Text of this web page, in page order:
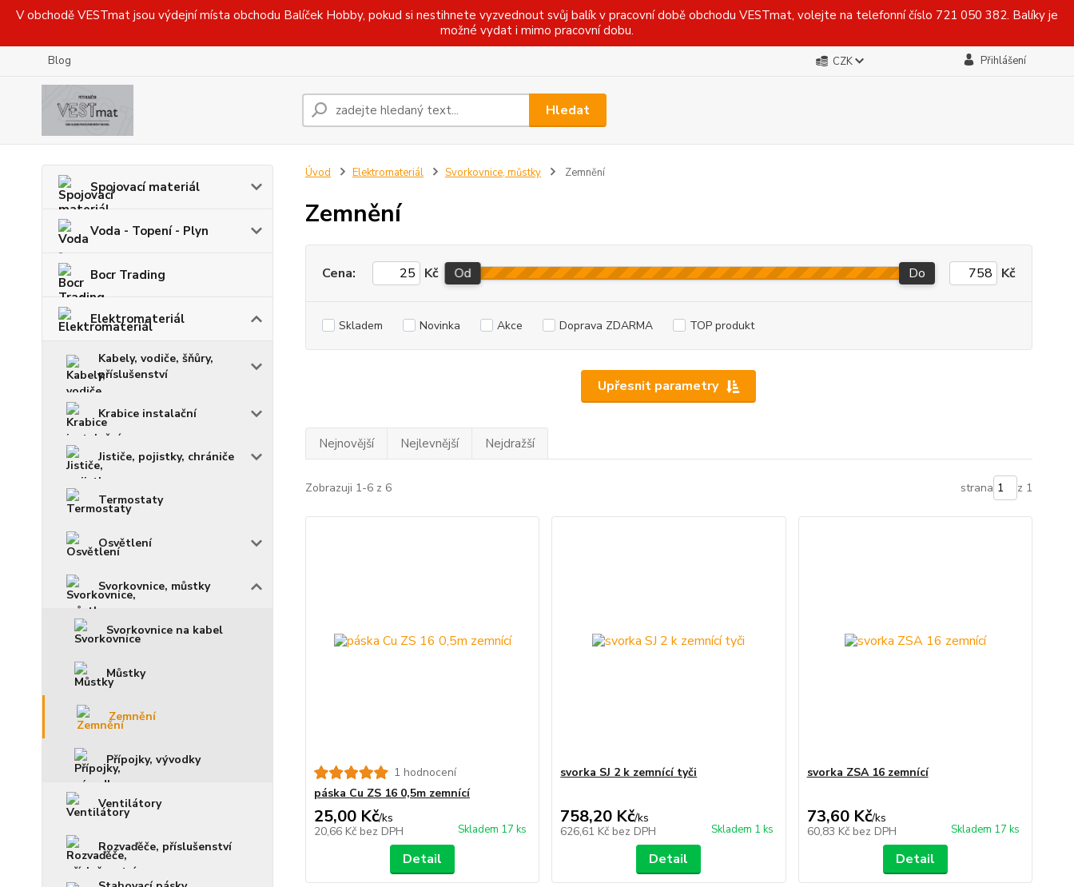
V obchodě VESTmat jsou výdejní místa obchodu Balíček Hobby, pokud si nestihnete vyzvednout svůj balík v pracovní době obchodu VESTmat, volejte na telefonní číslo 721 050 382. Balíky je
možné vydat i mimo pracovní dobu.
Blog CZK Přihlášení
Hledat
Spojovací materiál
Voda - Topení - Plyn
Bocr Trading
Elektromateriál
Kabely, vodiče, šňůry,
příslušenství
Krabice instalační
Jističe, pojistky, chrániče
Termostaty
Osvětlení
Svorkovnice, můstky
Svorkovnice na kabel
Můstky
Zemnění
Přípojky, vývodky
Ventilátory
Rozvaďěče, příslušenství
Úvod Elektromateriál Svorkovnice, můstky Zemnění
Zemnění
Upřesnit parametry
Cena: Kč Od Do Kč
Skladem Novinka Akce Doprava ZDARMA TOP produkt
Nejnovější Nejlevnější Nejdražší
Zobrazuji 1-6 z 6 strana z 1
1 hodnocení
páska Cu ZS 16 0,5m zemnící
25,00 Kč/ks
20,66 Kč bez DPH Skladem 17 ks
Detail
svorka SJ 2 k zemnící tyči
758,20 Kč/ks
626,61 Kč bez DPH Skladem 1 ks
Detail
svorka ZSA 16 zemnící
73,60 Kč/ks
60,83 Kč bez DPH Skladem 17 ks
Detail